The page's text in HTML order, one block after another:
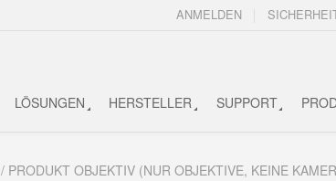
ANMELDEN
LÖSUNGEN HERSTELLER SUPPORT
/ PRODUKT OBJEKTIV (NUR OBJEKTIVE, KEINE